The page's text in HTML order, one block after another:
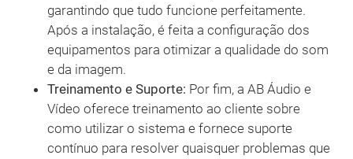
garantindo que tudo funcione perfeitamente.
Após a instalação, é feita a configuração dos
equipamentos para otimizar a qualidade do som
e da imagem.
Treinamento e Suporte: Por fim, a AB Áudio e
Vídeo oferece treinamento ao cliente sobre
como utilizar o sistema e fornece suporte
contínuo para resolver quaisquer problemas que